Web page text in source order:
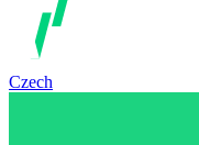
Czech